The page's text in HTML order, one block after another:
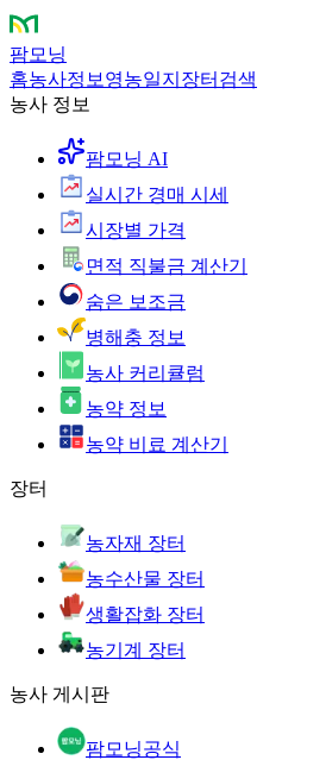
팜모닝
홈농사정보 영농일지 장터 검색
농사 정보
팜모닝 AI
실시간 경매 시세
시장별 가격
면적 직불금 계산기
숨은 보조금
병해충 정보
농사 커리큘럼
농약 정보
농약 비료 계산기
장터
농자재 장터
농수산물 장터
생활잡화 장터
농기계 장터
농사 게시판
팜모닝공식